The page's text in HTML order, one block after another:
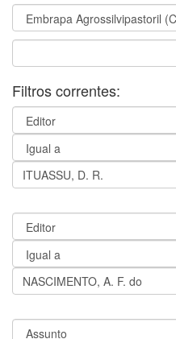
Filtros correntes: